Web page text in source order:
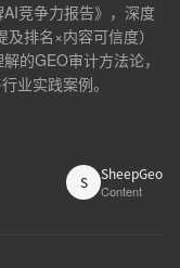
竞争力报告》，深度
排名×内容可信度）
的GEO审计方法论，
业实践案例。
S SheepGeo
Content